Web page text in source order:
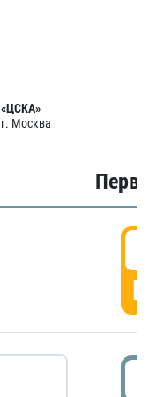
«ЦСКА»
г. Москва